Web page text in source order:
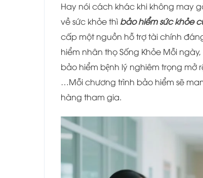
Hay nói cách khác khi không may
về sức khỏe thì bảo hiểm sức khỏe
cấp một nguồn hỗ trợ tài chính
hiểm nhân thọ Sống Khỏe Mỗi
bảo hiểm bệnh lý nghiêm trọng mở
…Mỗi chương trình bảo hiểm sẽ
hàng tham gia.